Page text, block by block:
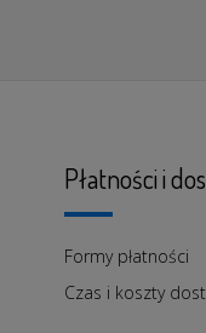
Płatności i
Formy płatności
Czas i koszty